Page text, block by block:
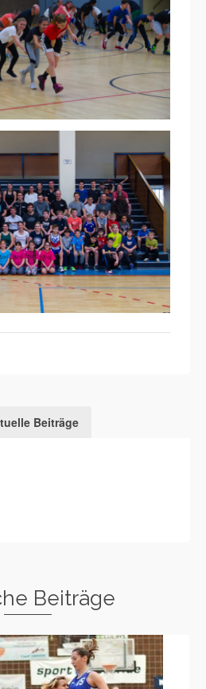
Beiträge
Beiträge